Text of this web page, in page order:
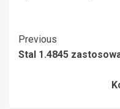
Post
Navigation
Previous
Stal 1.4845